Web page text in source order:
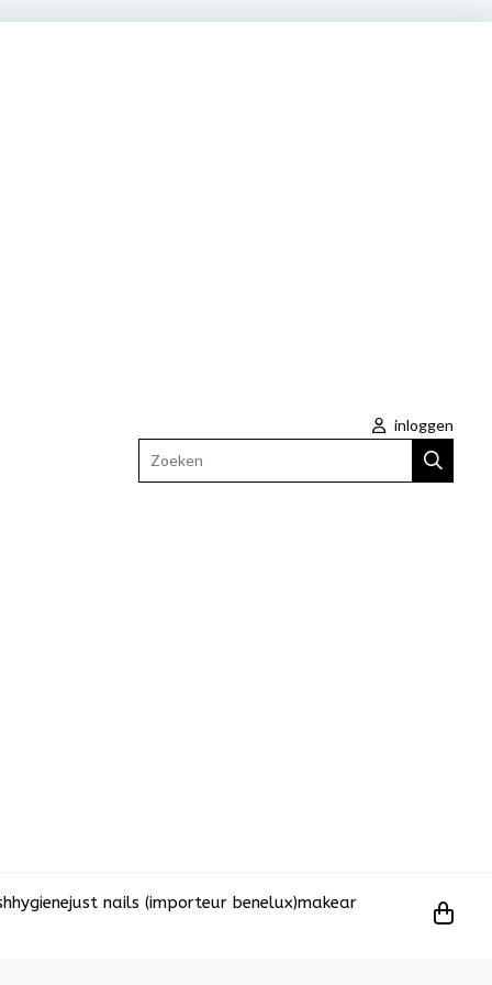
inloggen
hygienejust nails (importeur benelux)makear